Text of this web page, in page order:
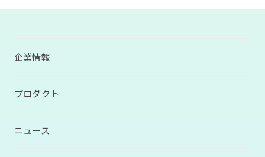
企業情報
プロダクト
ニュース